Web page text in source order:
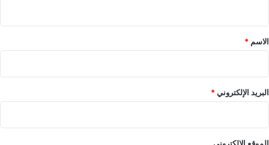
*
الاسم *
البريد الإلكتروني*
الموقع الإلكتروني